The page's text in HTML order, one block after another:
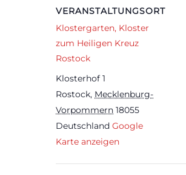
VERANSTALTUNGSORT
Klostergarten, Kloster
zum Heiligen Kreuz
Rostock
Klosterhof 1
Rostock, Mecklenburg-
Vorpommern 18055
Deutschland Google
Karte anzeigen